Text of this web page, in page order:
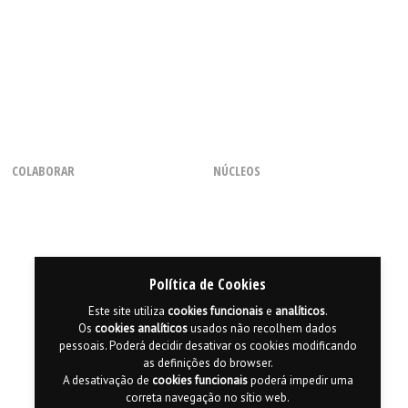
Política de Cookies
Este site utiliza cookiesfuncionaise analíticos.
Os cookies analíticosusados não recolhem dados
pessoais. Poderá decidir desativar os cookies modificando
as definições do browser.
A desativação de cookiesfuncionaispoderá impedir uma
correta navegação no sítio web.
COLABORAR
NÚCLEOS
Regional do Sul